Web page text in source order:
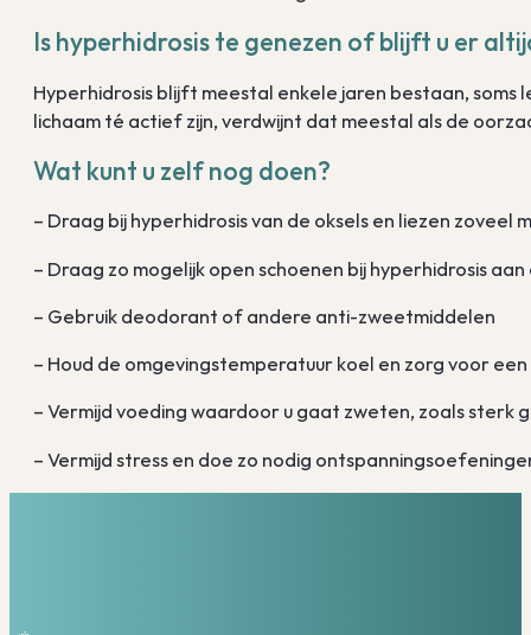
Is hyperhidrosis te genezen of blijft u er
Hyperhidrosis blijft meestal enkele jaren bestaan,
lichaam té actief zijn, verdwijnt dat meestal als de
Wat kunt u zelf nog doen?
– Draag bij hyperhidrosis van de oksels en liezen
– Draag zo mogelijk open schoenen bij hyperhidrosis
– Gebruik deodorant of andere anti-zweetmiddelen
– Houd de omgevingstemperatuur koel en zorg voor
– Vermijd voeding waardoor u gaat zweten, zoals sterk
– Vermijd stress en doe zo nodig